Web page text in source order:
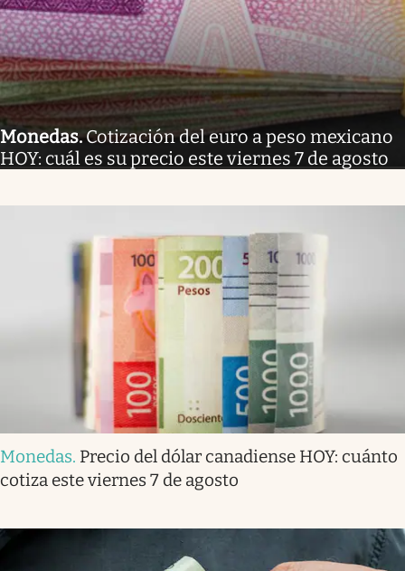
Monedas.Cotización del euro a peso mexicano
HOY: cuál es su precio este viernes 7 de agosto
Monedas. Precio del dólar canadiense HOY: cuánto
cotiza este viernes 7 de agosto